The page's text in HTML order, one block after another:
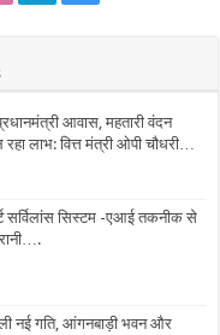
आवास, महतारी वंदन
लाभ: वित्त मंत्री ओपी चौधरी…
सर्विलांस सिस्टम -एआई तकनीक से
नई गति, आंगनबाड़ी भवन और